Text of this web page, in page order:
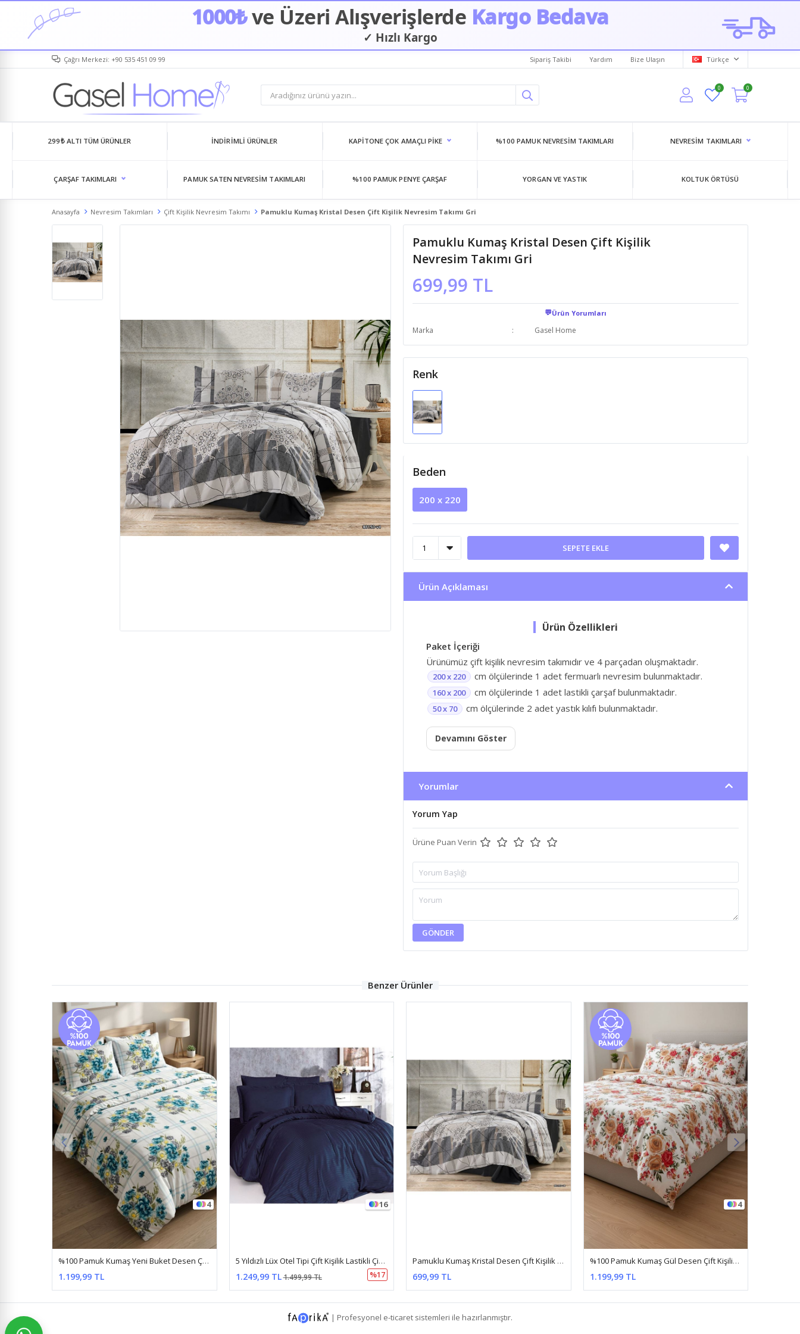
1000₺ve Üzeri Alışverişlerde Kargo Bedava
✓ Hızlı Kargo
Çağrı Merkezi: +90 535 451 09 99 Sipariş Takibi Yardım Bize Ulaşın Türkçe
0 0
299₺ ALTI TÜM ÜRÜNLER İNDIRIMLI ÜRÜNLER KAPITONE ÇOK AMAÇLI PIKE %100 PAMUK NEVRESIM TAKIMLARI NEVRESIM TAKIMLARI
ÇARŞAF TAKIMLARI PAMUK SATEN NEVRESIM TAKIMLARI %100 PAMUK PENYE ÇARŞAF YORGAN VE YASTIK KOLTUK ÖRTÜSÜ
Anasayfa Nevresim Takımları Çift Kişilik Nevresim Takımı Pamuklu Kumaş Kristal Desen Çift Kişilik Nevresim Takımı Gri
Pamuklu Kumaş Kristal Desen Çift Kişilik
Nevresim Takımı Gri
699,99 TL
💬Ürün Yorumları
Marka Gasel Home
Renk
Beden
200 x 220
SEPETE EKLE
Ürün Açıklaması
Paket İçeriği
Ürünümüz çift kişilik nevresim takımıdır ve 4 parçadan oluşmaktadır.
200 x 220 cm ölçülerinde 1 adet fermuarlı nevresim bulunmaktadır.
160 x 200 cm ölçülerinde 1 adet lastikli çarşaf bulunmaktadır.
50 x 70 cm ölçülerinde 2 adet yastık kılıfı bulunmaktadır.
Devamını Göster
Yorumlar
Yorum Yap
Ürüne Puan Verin
GÖNDER
Benzer Ürünler
16
5 Yıldızlı Lüx Otel Tipi Çift Kişilik Lastikli Çizgili Pamuk Saten Nevresim Takımı Lacivert
1.249,99 TL
Pamuklu Kumaş Kristal Desen Çift Kişilik Nevresim Takımı Gri
699,99 TL
%100 Pamuk Kumaş Gül Desen Çift Kişilik Nevresim Takımı Kırmızı
1.199,99 TL
4
Çift Kişilik Pamuklu Ranforce Kumaş Nevresim Takımı ( Çarşafı Lastikli ) Sarı Zikzak
699,99 TL
| Profesyonel e-ticaret sistemleri ile hazırlanmıştır.